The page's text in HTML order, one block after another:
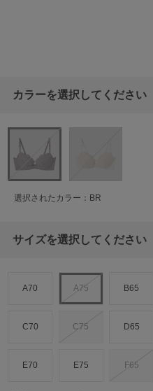
カラーを選択してください
選択されたカラー：BR
サイズを選択してください
A70 A75 B65
C70 C75 D65
E70 E75 F65